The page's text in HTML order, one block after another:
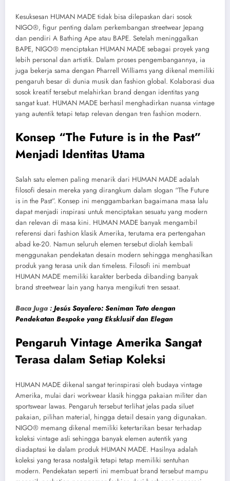
Kesuksesan HUMAN MADE tidak bisa dilepaskan dari sosok
NIGO®, figur penting dalam perkembangan streetwear Jepang
dan pendiri A Bathing Ape atau BAPE. Setelah meninggalkan
BAPE, NIGO® menciptakan HUMAN MADE sebagai proyek yang
lebih personal dan artistik. Dalam proses pengembangannya, ia
juga bekerja sama dengan Pharrell Williams yang dikenal memiliki
pengaruh besar di dunia musik dan fashion global. Kolaborasi dua
sosok kreatif tersebut melahirkan brand dengan identitas yang
sangat kuat. HUMAN MADE berhasil menghadirkan nuansa vintage
yang autentik tetapi tetap relevan dengan tren fashion modern.
Konsep “The Future is in the Past”
Menjadi Identitas Utama
Salah satu elemen paling menarik dari HUMAN MADE adalah
filosofi desain mereka yang dirangkum dalam slogan “The Future
is in the Past”. Konsep ini menggambarkan bagaimana masa lalu
dapat menjadi inspirasi untuk menciptakan sesuatu yang modern
dan relevan di masa kini. HUMAN MADE banyak mengambil
referensi dari fashion klasik Amerika, terutama era pertengahan
abad ke-20. Namun seluruh elemen tersebut diolah kembali
menggunakan pendekatan desain modern sehingga menghasilkan
produk yang terasa unik dan timeless. Filosofi ini membuat
HUMAN MADE memiliki karakter berbeda dibanding banyak
brand streetwear lain yang hanya mengikuti tren sesaat.
Baca Juga : Jesús Sayalero: Seniman Tato dengan
Pendekatan Bespoke yang Eksklusif dan Elegan
Pengaruh Vintage Amerika Sangat
Terasa dalam Setiap Koleksi
HUMAN MADE dikenal sangat terinspirasi oleh budaya vintage
Amerika, mulai dari workwear klasik hingga pakaian militer dan
sportswear lawas. Pengaruh tersebut terlihat jelas pada siluet
pakaian, pilihan material, hingga detail desain yang digunakan.
NIGO® memang dikenal memiliki ketertarikan besar terhadap
koleksi vintage asli sehingga banyak elemen autentik yang
diadaptasi ke dalam produk HUMAN MADE. Hasilnya adalah
koleksi yang terasa nostalgik tetapi tetap memiliki sentuhan
modern. Pendekatan seperti ini membuat brand tersebut mampu